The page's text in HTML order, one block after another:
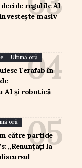
regulile AI
masiv
Ultimă oră
Terafab în
AI și robotică
oră
către partide
„Renunțați la